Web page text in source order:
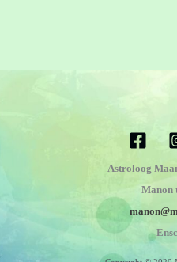
Astroloog
Manon